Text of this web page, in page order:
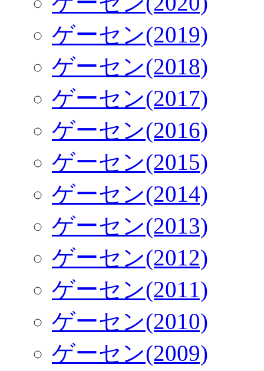
ゲーセン(2019)
ゲーセン(2018)
ゲーセン(2017)
ゲーセン(2016)
ゲーセン(2015)
ゲーセン(2014)
ゲーセン(2013)
ゲーセン(2012)
ゲーセン(2011)
ゲーセン(2010)
ゲーセン(2009)